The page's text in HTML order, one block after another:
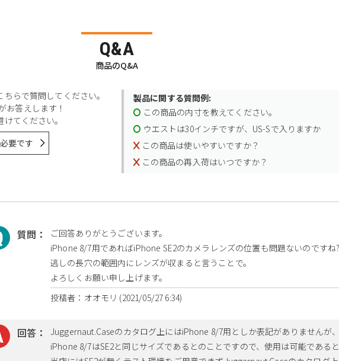
Q&A
商品のQ&A
らで質問してください。
お答えします！
てください。
要です
製品に関する質問例:
この商品の内寸を教えてください。
ウエストは30インチですが、US-Sで入りますか
この商品は使いやすいですか？
この商品の再入荷はいつですか？
質問：
ご回答ありがとうございます。
iPhone 8/7用であればiPhone SE2のカメラレンズの位置も問題ないのですね?
逃しの長穴の範囲内にレンズが収まると言うことで。
よろしくお願い申し上げます。
投稿者：オオモリ (2021/05/27 6:34)
回答：
Juggernaut.Caseのカタログ上にはiPhone 8/7用としか表記がありませんが
iPhone 8/7はSE2と同じサイズであるとのことですので、使用は可能であると